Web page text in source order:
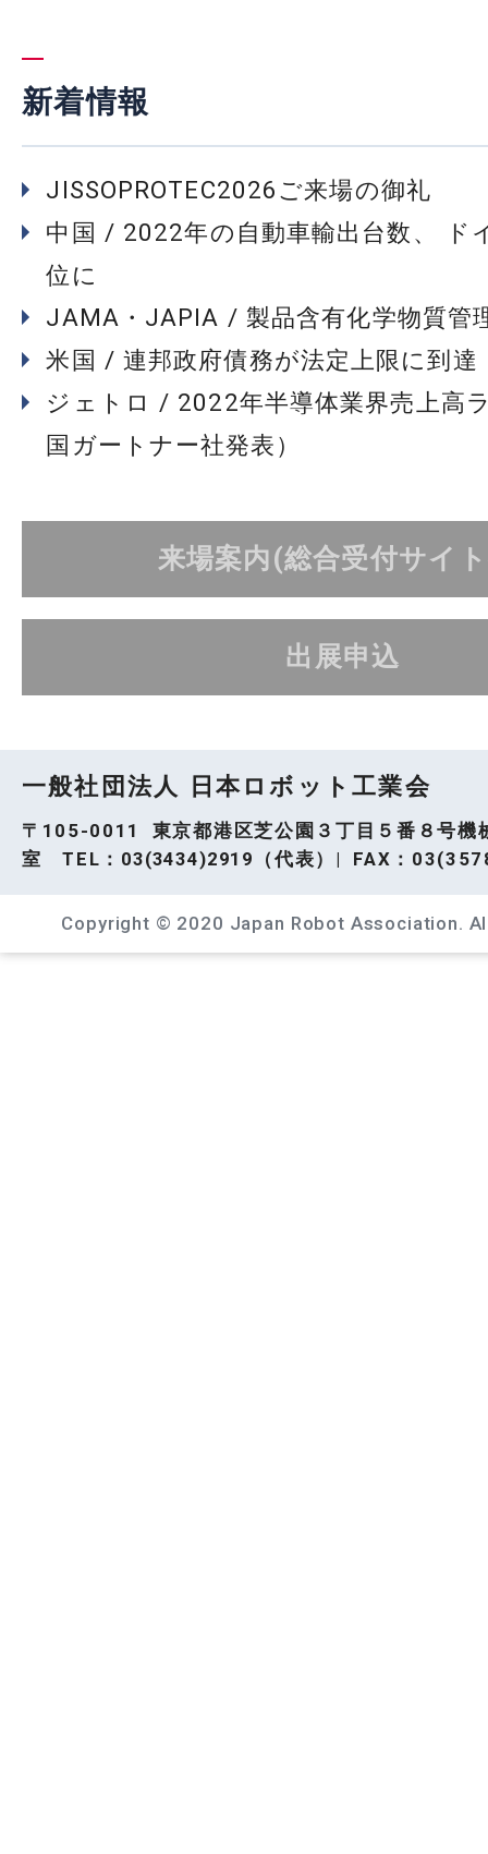
新着情報
JISSOPROTEC2026ご来場の御礼
中国 / 2022年の自動車輸出台数、 ド
位に
JAMA・JAPIA / 製品含有化学物質管
米国 / 連邦政府債務が法定上限に到達
ジェトロ / 2022年半導体業界売上高
国ガートナー社発表）
来場案内(総合受付サイ
出展申込
一般社団法人 日本ロボット工業会
〒105-0011 東京都港区芝公園３丁目５番８号機
室 TEL： 03(3434)2919 （代表）| FAX：
Copyright © 2020 Japan Robot Association.